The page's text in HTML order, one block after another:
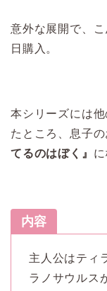
意外な展開で、
日購入。
本シリーズには
たところ、息子の
てるのはぼく』
内容
主人公はティ
ラノサウルス